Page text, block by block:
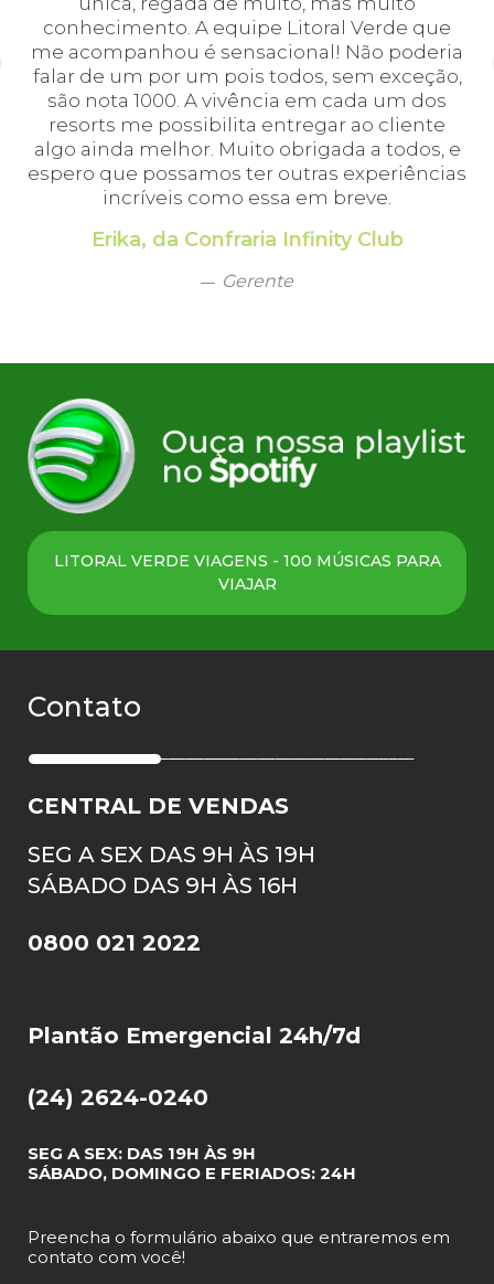
conhecimento. A equipe Litoral Verde que
me acompanhou é sensacional! Não poderia
falar de um por um pois todos, sem exceção,
são nota 1000. A vivência em cada um dos
resorts me possibilita entregar ao cliente
algo ainda melhor. Muito obrigada a todos, e
espero que possamos ter outras experiências
incríveis como essa em breve.
Erika, da Confraria Infinity Club
Gerente
LITORAL VERDE VIAGENS - 100 MÚSICAS PARA
VIAJAR
Contato
CENTRAL DE VENDAS
SEG A SEX DAS 9H ÀS 19H
SÁBADO DAS 9H ÀS 16H
0800 021 2022
Plantão Emergencial 24h/7d
(24) 2624-0240
SEG A SEX: DAS 19H ÀS 9H
SÁBADO, DOMINGO E FERIADOS: 24H
Preencha o formulário abaixo que entraremos em
contato com você!